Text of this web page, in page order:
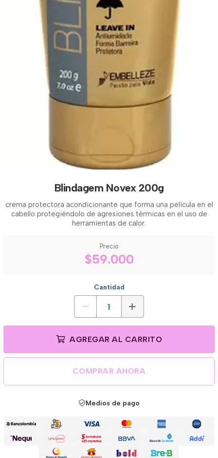
Blindagem Novex 200g
crema protectora acondicionante que forma una película en el
cabello protegiéndolo de agresiones térmicas en el uso de
herramientas de calor.
Precio
$59.000
Cantidad
AGREGAR AL CARRITO
COMPRAR AHORA
Medios de pago